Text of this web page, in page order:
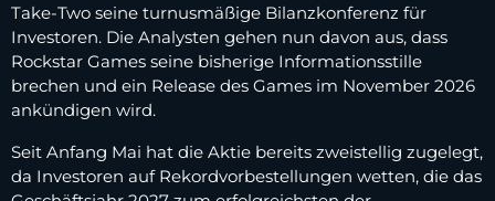
Take-Two seine turnusmäßige Bilanzkonferenz für
Investoren. Die Analysten gehen nun davon aus, dass
Rockstar Games seine bisherige Informationsstille
brechen und ein Release des Games im November 2026
ankündigen wird.
Seit Anfang Mai hat die Aktie bereits zweistellig zugelegt,
da Investoren auf Rekordvorbestellungen wetten, die das